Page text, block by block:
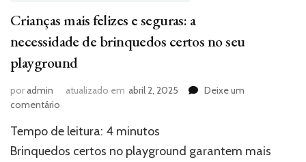
Crianças mais felizes e seguras: a
necessidade de brinquedos certos no seu
playground
poradmin atualizado em abril 2, 2025
Deixe um
comentário
mais
felizes
Tempo de leitura: 4 minutos
Brinquedos certos no playground garantem mais